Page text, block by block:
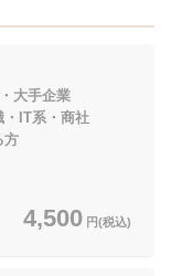
大手企業
系・商社
4,500 円(税込)